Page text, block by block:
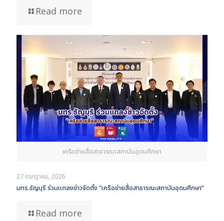
Read more
เครือข่ายสื่อสาธารณะสถาบันอุดมศึกษา
27 กรกฎาคม, 2026
มทร.ธัญบุรี ร่วมแถลงข่าวจัดตั้ง “เครือข่ายสื่อสาธารณะสถาบันอุดมศึกษา”
Read more